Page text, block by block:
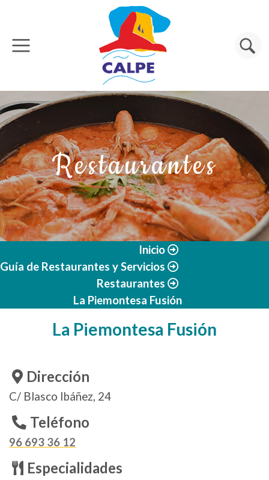
Pasar al contenido principal
Buscar
Restaurantes
Inicio
Guía de Restaurantes y Servicios
Restaurantes
La Piemontesa Fusión
La Piemontesa Fusión
Dirección
C/ Blasco Ibáñez, 24
Teléfono
96 693 36 12
Especialidades